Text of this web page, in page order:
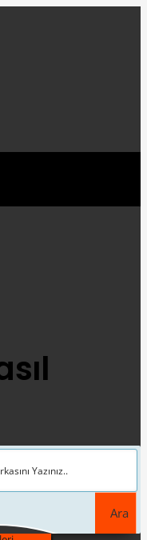
Ara